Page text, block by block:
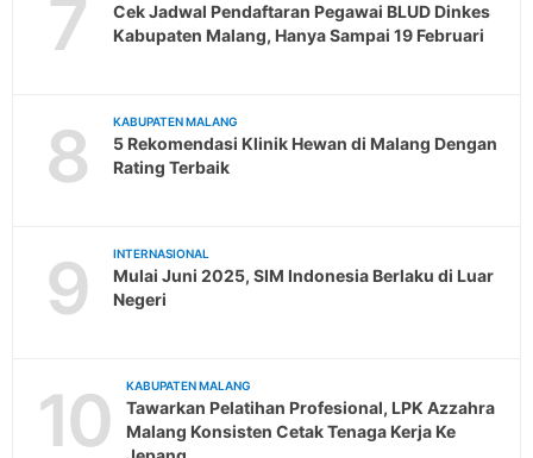
7
Cek Jadwal Pendaftaran Pegawai BLUD Dinkes
Kabupaten Malang, Hanya Sampai 19 Februari
8 KABUPATEN MALANG
5 Rekomendasi Klinik Hewan di Malang Dengan
Rating Terbaik
9 INTERNASIONAL
Mulai Juni 2025, SIM Indonesia Berlaku di Luar
Negeri
10 KABUPATEN MALANG
Tawarkan Pelatihan Profesional, LPK Azzahra
Malang Konsisten Cetak Tenaga Kerja Ke